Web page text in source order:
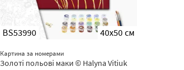
BS53990 40x50 см
Картина за номерами
Золоті польові маки © Halyna Vitiuk